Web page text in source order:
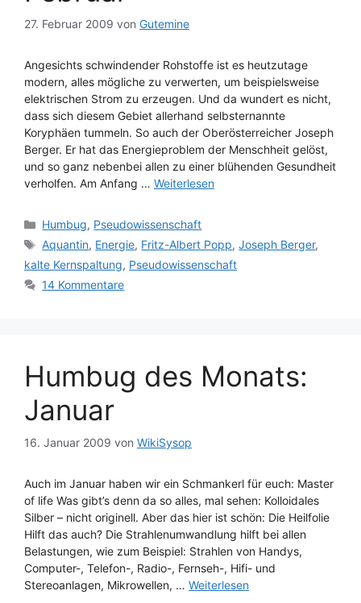
27. Februar 2009 von Gutemine
Angesichts schwindender Rohstoffe ist es heutzutage
modern, alles mögliche zu verwerten, um beispielsweise
elektrischen Strom zu erzeugen. Und da wundert es nicht,
dass sich diesem Gebiet allerhand selbsternannte
Koryphäen tummeln. So auch der Oberösterreicher Joseph
Berger. Er hat das Energieproblem der Menschheit gelöst,
und so ganz nebenbei allen zu einer blühenden Gesundheit
verholfen. Am Anfang … Weiterlesen
Kategorien
Humbug, Pseudowissenschaft
Schlagwörter
Aquantin, Energie, Fritz-Albert Popp,Joseph Berger,
kalte Kernspaltung, Pseudowissenschaft
14 Kommentare
Humbug des Monats:
Januar
16. Januar 2009 von WikiSysop
Auch im Januar haben wir ein Schmankerl für euch: Master
of life Was gibt’s denn da so alles, mal sehen: Kolloidales
Silber – nicht originell. Aber das hier ist schön: Die Heilfolie
Hilft das auch? Die Strahlenumwandlung hilft bei allen
Belastungen, wie zum Beispiel: Strahlen von Handys,
Computer-, Telefon-, Radio-, Fernseh-, Hifi- und
Stereoanlagen, Mikrowellen, … Weiterlesen